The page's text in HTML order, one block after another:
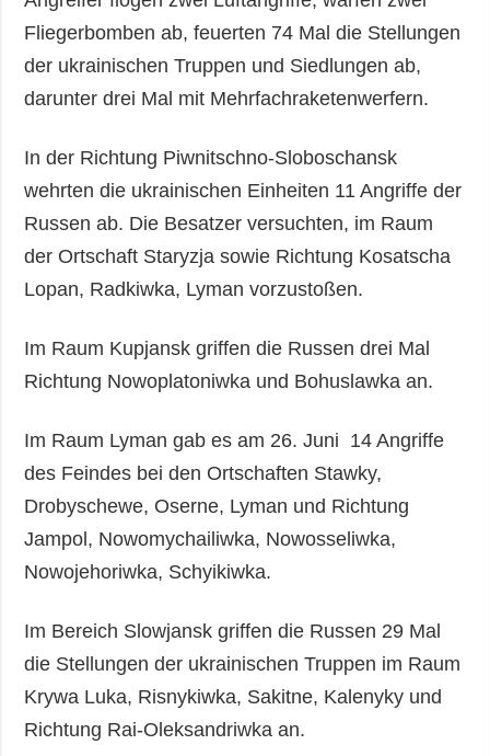
Fliegerbomben ab, feuerten 74 Mal die Stellungen
der ukrainischen Truppen und Siedlungen ab,
darunter drei Mal mit Mehrfachraketenwerfern.
In der Richtung Piwnitschno-Sloboschansk
wehrten die ukrainischen Einheiten 11 Angriffe der
Russen ab. Die Besatzer versuchten, im Raum
der Ortschaft Staryzja sowie Richtung Kosatscha
Lopan, Radkiwka, Lyman vorzustoßen.
Im Raum Kupjansk griffen die Russen drei Mal
Richtung Nowoplatoniwka und Bohuslawka an.
Im Raum Lyman gab es am 26. Juni 14 Angriffe
des Feindes bei den Ortschaften Stawky,
Drobyschewe, Oserne, Lyman und Richtung
Jampol, Nowomychailiwka, Nowosseliwka,
Nowojehoriwka, Schyikiwka.
Im Bereich Slowjansk griffen die Russen 29 Mal
die Stellungen der ukrainischen Truppen im Raum
Krywa Luka, Risnykiwka, Sakitne, Kalenyky und
Richtung Rai-Oleksandriwka an.